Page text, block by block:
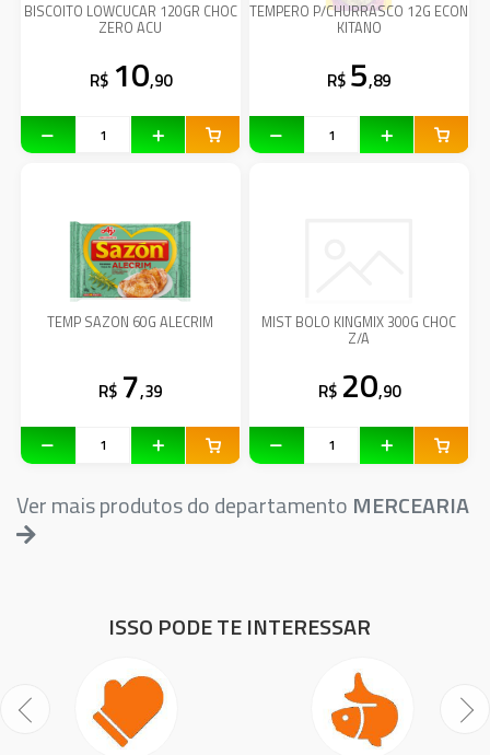
BISCOITO LOWCUCAR 120GR CHOC
ZERO ACU
R$ 10,90
TEMPERO P/CHURRASCO 12G ECON
KITANO
R$ 5,89
TEMP SAZON 60G ALECRIM
R$ 7,39
MIST BOLO KINGMIX 300G CHOC
Z/A
R$ 20,90
Ver mais produtos do departamento MERCEARIA
ISSO PODE TE INTERESSAR